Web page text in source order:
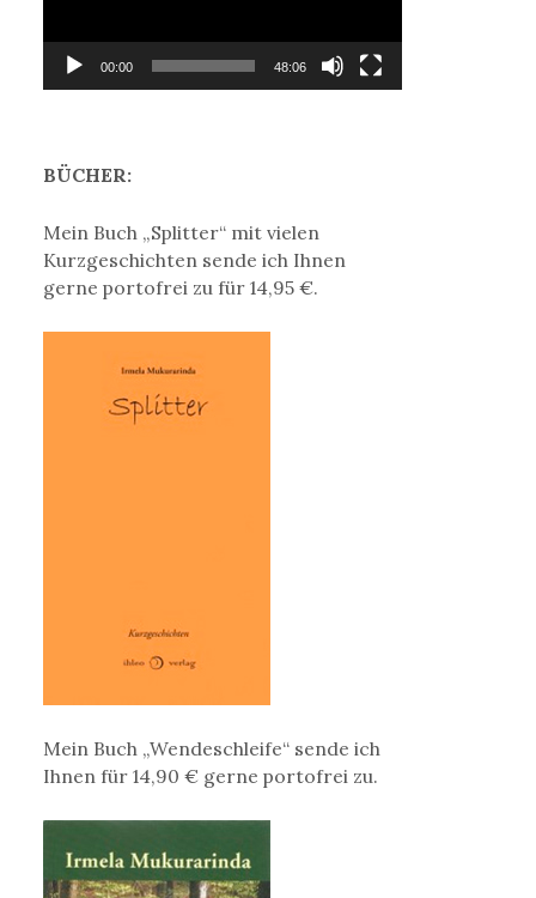
00:00 48:06
BÜCHER:
Mein Buch „Splitter“ mit vielen
Kurzgeschichten sende ich Ihnen
gerne portofrei zu für 14,95 €.
Mein Buch „Wendeschleife“ sende ich
Ihnen für 14,90 € gerne portofrei zu.